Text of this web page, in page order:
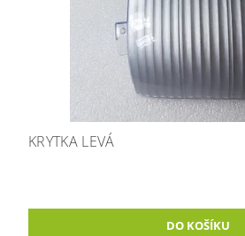
KRYTKA LEVÁ